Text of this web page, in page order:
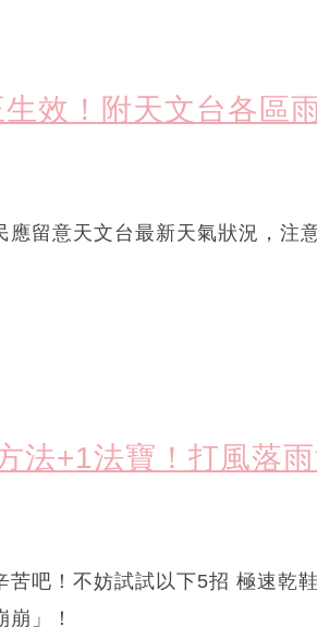
效！附天文台各區
留意天文台最新天氣狀況，注
法+1法寶！打風落
吧！不妨試試以下5招 極速乾
」！